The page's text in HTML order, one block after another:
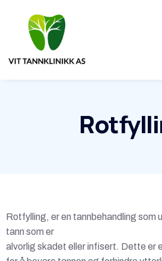
Rotfylling, er en tannbehandling som
tann som er
alvorlig skadet eller infisert. Dette er